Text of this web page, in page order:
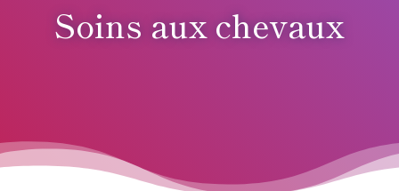
Soins aux chevaux